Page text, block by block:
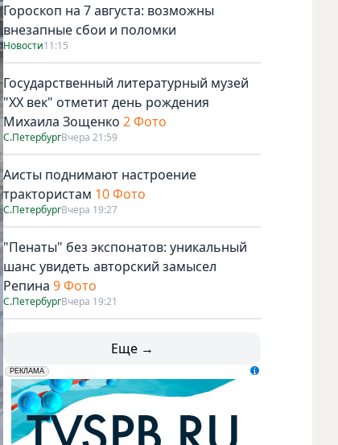
Гороскоп на 7 августа: возможны
внезапные сбои и поломки
Новости11:15
Государственный литературный музей
"ХХ век" отметит день рождения
Михаила Зощенко 2 Фото
С.ПетербургВчера 21:59
Аисты поднимают настроение
трактористам 10 Фото
С.ПетербургВчера 19:27
"Пенаты" без экспонатов: уникальный
шанс увидеть авторский замысел
Репина 9 Фото
С.ПетербургВчера 19:21
Еще →
erid: LdtCK5udn
РЕКЛАМА
АО "ГАТР", ИНН: 7841320717